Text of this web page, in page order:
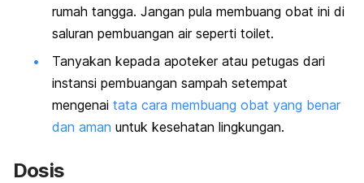
rumah tangga. Jangan pula membuang obat ini di
saluran pembuangan air seperti toilet.
Tanyakan kepada apoteker atau petugas dari
instansi pembuangan sampah setempat
mengenai tata cara membuang obat yang benar
dan aman untuk kesehatan lingkungan.
Dosis